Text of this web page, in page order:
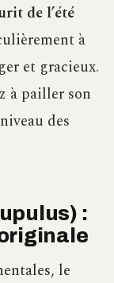
de l’été
à
et gracieux.
à pailler son
des
:
le